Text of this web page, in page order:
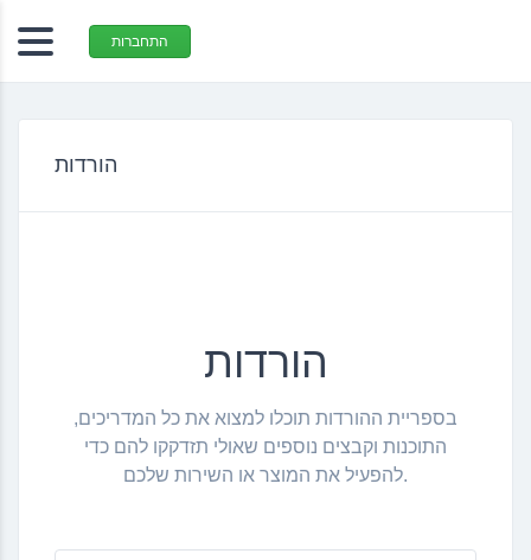
התחברות
הורדות
הורדות
בספריית ההורדות תוכלו למצוא את כל המדריכים,
התוכנות וקבצים נוספים שאולי תזדקקו להם כדי
להפעיל את המוצר או השירות שלכם.